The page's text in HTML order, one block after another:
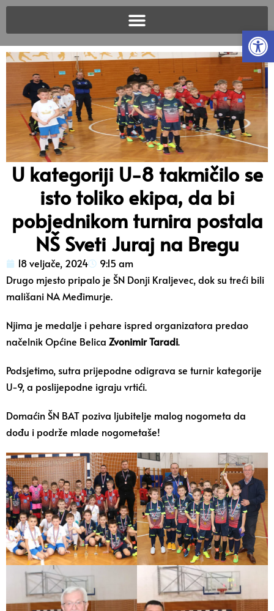
U kategoriji U-8 takmičilo se
isto toliko ekipa, da bi
pobjednikom turnira postala
NŠ Sveti Juraj na Bregu
18 veljače, 2024
9:15 am
Drugo mjesto pripalo je ŠN Donji Kraljevec, dok su treći bili
mališani NA Međimurje.
Njima je medalje i pehare ispred organizatora predao
načelnik Općine Belica Zvonimir Taradi.
Podsjetimo, sutra prijepodne odigrava se turnir kategorije
U-9, a poslijepodne igraju vrtići.
Domaćin ŠN BAT poziva ljubitelje malog nogometa da
dođu i podrže mlade nogometaše!